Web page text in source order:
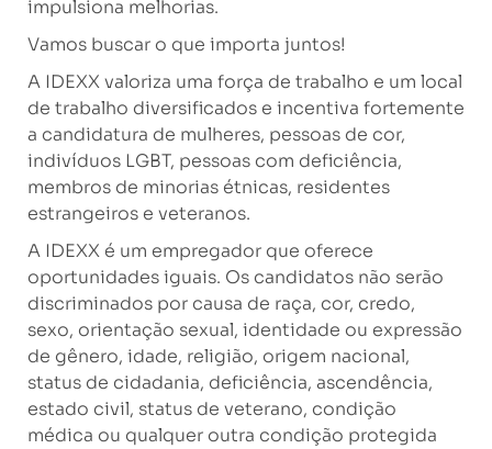
impulsiona melhorias.
Vamos buscar o que importa juntos!
A IDEXX valoriza uma força de trabalho e um local
de trabalho diversificados e incentiva fortemente
a candidatura de mulheres, pessoas de cor,
indivíduos LGBT, pessoas com deficiência,
membros de minorias étnicas, residentes
estrangeiros e veteranos.
A IDEXX é um empregador que oferece
oportunidades iguais. Os candidatos não serão
discriminados por causa de raça, cor, credo,
sexo, orientação sexual, identidade ou expressão
de gênero, idade, religião, origem nacional,
status de cidadania, deficiência, ascendência,
estado civil, status de veterano, condição
médica ou qualquer outra condição protegida